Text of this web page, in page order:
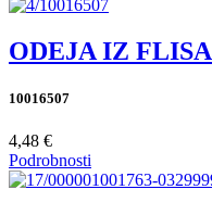
ODEJA IZ FLISA
10016507
4,48 €
Podrobnosti